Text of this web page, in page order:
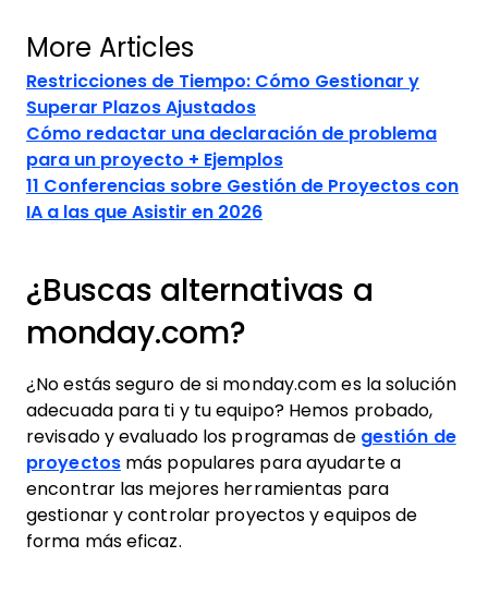
More Articles
Restricciones de Tiempo: Cómo Gestionar y
Superar Plazos Ajustados
Cómo redactar una declaración de problema
para un proyecto + Ejemplos
11 Conferencias sobre Gestión de Proyectos con
IA a las que Asistir en 2026
¿Buscas alternativas a
monday.com?
¿No estás seguro de si monday.com es la solución
adecuada para ti y tu equipo? Hemos probado,
revisado y evaluado los programas de gestión de
proyectosmás populares para ayudarte a
encontrar las mejores herramientas para
gestionar y controlar proyectos y equipos de
forma más eficaz.